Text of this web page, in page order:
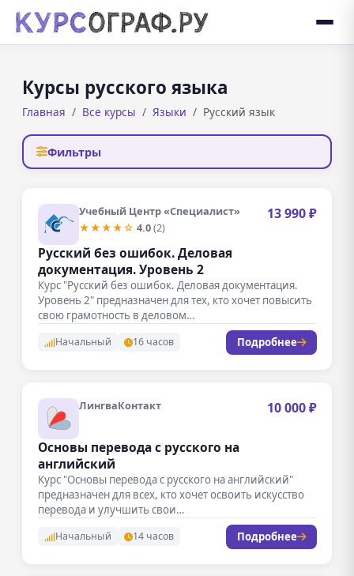
Курсы русского языка
Главная Все курсы Языки Русский язык
Фильтры
Учебный Центр «Специалист»
★★★★☆ 4.0(2)
13 990 ₽
Русский без ошибок. Деловая
документация. Уровень 2
Курс "Русский без ошибок. Деловая документация.
Уровень 2" предназначен для тех, кто хочет повысить
свою грамотность в деловом…
Начальный 16 часов Подробнее
ЛингваКонтакт 10 000 ₽
Основы перевода с русского на
английский
Курс "Основы перевода с русского на английский"
предназначен для всех, кто хочет освоить искусство
перевода и улучшить свои…
Начальный 14 часов Подробнее